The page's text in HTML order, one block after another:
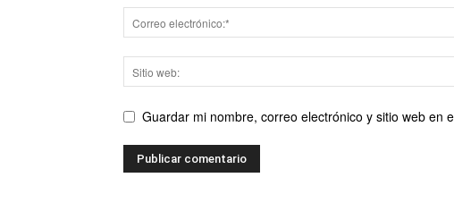
Guardar mi nombre, correo electrónico y sitio web en